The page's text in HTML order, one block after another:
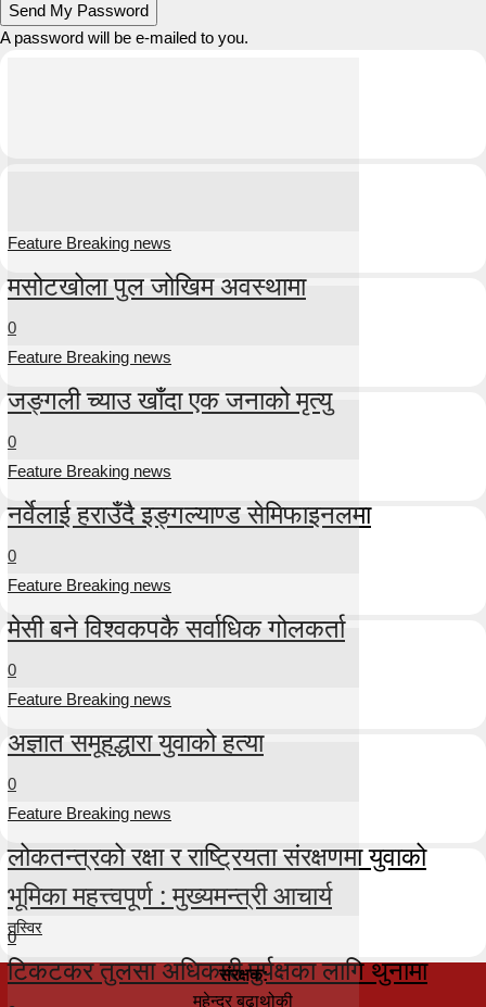
A password will be e-mailed to you.
Feature Breaking news
मसोटखोला पुल जोखिम अवस्थामा
0
Feature Breaking news
जङ्गली च्याउ खाँदा एक जनाको मृत्यु
0
Feature Breaking news
नर्वेलाई हराउँदै इङ्गल्याण्ड सेमिफाइनलमा
0
Feature Breaking news
मेसी बने विश्वकपकै सर्वाधिक गोलकर्ता
0
Feature Breaking news
अज्ञात समूहद्धारा युवाको हत्या
0
Feature Breaking news
लोकतन्त्रको रक्षा र राष्ट्रियता संरक्षणमा युवाको
भूमिका महत्त्वपूर्ण : मुख्यमन्त्री आचार्य
0
तस्विर
टिकटकर तुलसा अधिकारी पुर्पक्षका लागि थुनामा
संरक्षक:
महेन्द्र बुढाथोकी